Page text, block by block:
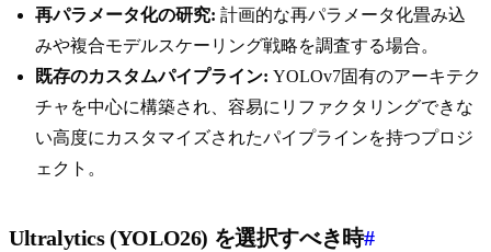
再パラメータ化の研究: 計画的な再パラメータ化畳み込
みや複合モデルスケーリング戦略を調査する場合。
既存のカスタムパイプライン: YOLOv7固有のアーキテク
チャを中心に構築され、容易にリファクタリングできな
い高度にカスタマイズされたパイプラインを持つプロジ
ェクト。
Ultralytics (YOLO26) を選択すべき時#